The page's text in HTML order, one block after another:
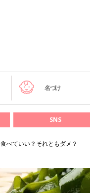
名づけ
SNS
べていい？それともダメ？